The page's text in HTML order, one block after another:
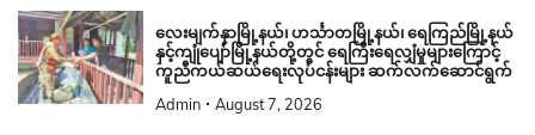
လေးမျက်နှာမြို့နယ်၊ ဟင်္သာတမြို့နယ်၊ ရေကြည်မြို့နယ်
နှင့်ကျုံပျော်မြို့နယ်တို့တွင် ရေကြီးရေလျှံမှုများကြောင့်
ကူညီကယ်ဆယ်ရေးလုပ်ငန်းများ ဆက်လက်ဆောင်ရွက်
Admin August 7, 2026